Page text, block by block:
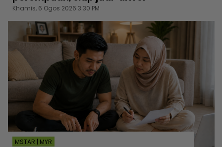
Khamis, 6 Ogos 2026 3:30 PM
MSTAR | MYR